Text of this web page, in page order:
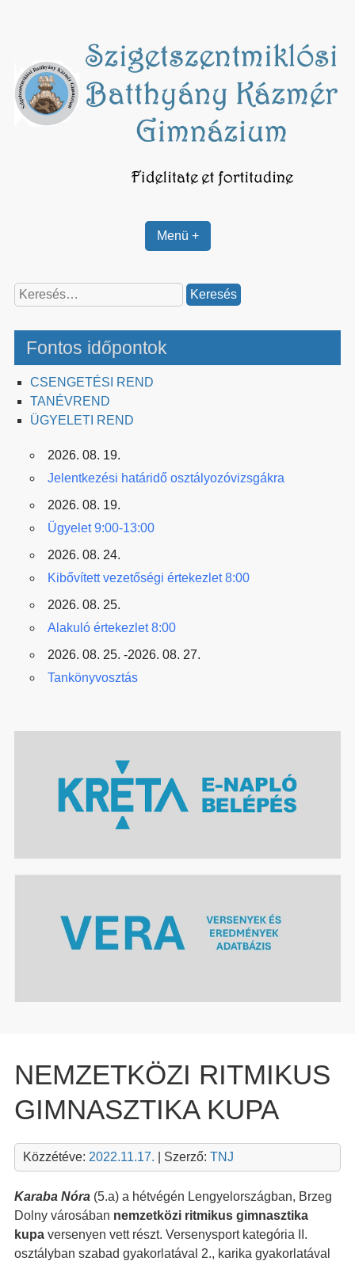
Menü +
Keresés:
Fontos időpontok
CSENGETÉSI REND
TANÉVREND
ÜGYELETI REND
2026. 08. 19.
Jelentkezési határidő osztályozóvizsgákra
2026. 08. 19.
Ügyelet 9:00-13:00
2026. 08. 24.
Kibővített vezetőségi értekezlet 8:00
2026. 08. 25.
Alakuló értekezlet 8:00
2026. 08. 25. -2026. 08. 27.
Tankönyvosztás
NEMZETKÖZI RITMIKUS
GIMNASZTIKA KUPA
Közzétéve: 2022.11.17. | Szerző: TNJ
Karaba Nóra(5.a) a hétvégén Lengyelországban, Brzeg
Dolny városában nemzetközi ritmikus gimnasztika
kupaversenyen vett részt. Versenysport kategória II.
osztályban szabad gyakorlatával 2., karika gyakorlatával